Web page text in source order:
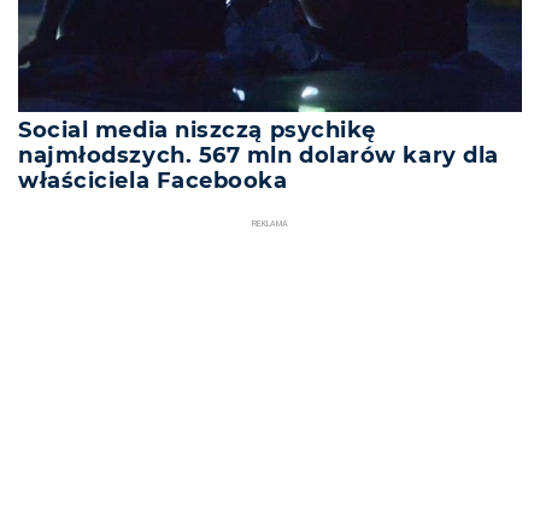
Social media niszczą psychikę
najmłodszych. 567 mln dolarów kary dla
właściciela Facebooka
REKLAMA